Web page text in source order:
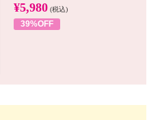
¥5,980 (税込)
39%OFF